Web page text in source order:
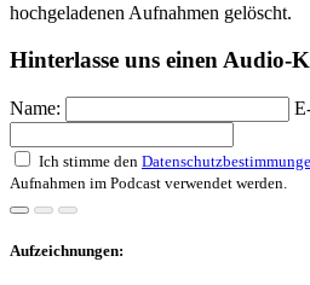
hochgeladenen Aufnahmen gelöscht.
Hinterlasse uns einen Audio-
Name:
Ich stimme den
Aufnahmen im Podcast verwendet werden.
Aufzeichnungen: